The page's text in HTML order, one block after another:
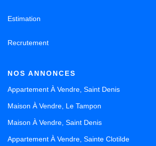
Estimation
Recrutement
NOS ANNONCES
Appartement À Vendre, Saint Denis
Maison À Vendre, Le Tampon
Maison À Vendre, Saint Denis
Appartement À Vendre, Sainte Clotilde